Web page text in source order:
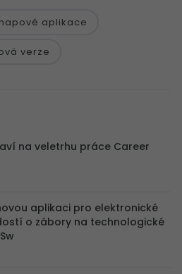
aplikace
verze
na veletrhu práce Career
aplikaci pro elektronické
o zábory na technologické